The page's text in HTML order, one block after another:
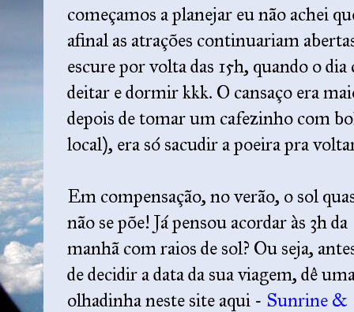
começamos a planejar eu não achei
afinal as atrações continuariam
escure por volta das 15h, quando o dia
deitar e dormir kkk. O cansaço era
depois de tomar um cafezinho com
local), era só sacudir a poeira pra
Em compensação, no verão, o sol
não se põe! Já pensou acordar às 3h da
manhã com raios de sol? Ou seja,
de decidir a data da sua viagem, dê
olhadinha neste site aqui - Sunrine &